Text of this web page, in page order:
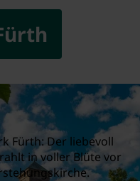
Fürth: Der liebevoll
in voller Blüte vor